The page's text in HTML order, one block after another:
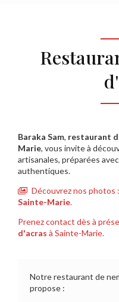
Baraka Sam, restaurant
Marie, vous invite à
artisanales, préparées
authentiques.
Découvrez nos photos :
Sainte-Marie.
Prenez contact dès à
d'acras à Sainte-Marie.
Notre restaurant de
propose :